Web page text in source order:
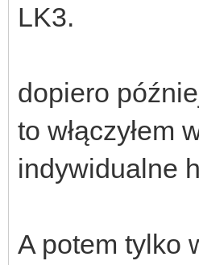
LK3.
dopiero
to włączyłem
indywidualne
A potem tylko